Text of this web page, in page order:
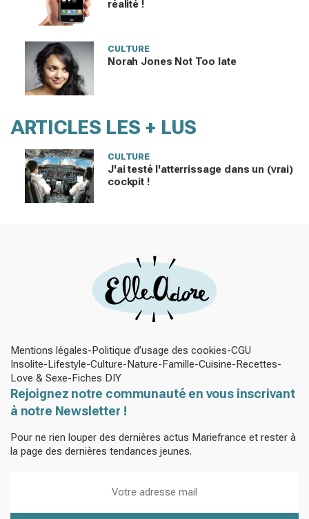
réalité !
CULTURE
Norah Jones Not Too late
ARTICLES LES + LUS
CULTURE
J'ai testé l'atterrissage dans un (vrai)
cockpit !
Mentions légales Politique d’usage des cookies CGU
Insolite Lifestyle Culture Nature Famille Cuisine Recettes
Love & Sexe Fiches DIY
Rejoignez notre communauté en vous inscrivant
à notre Newsletter !
Pour ne rien louper des dernières actus Mariefrance et rester à
la page des dernières tendances jeunes.